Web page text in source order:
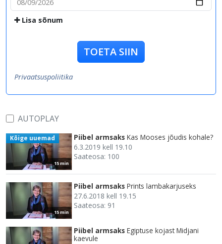
Lisa sõnum
TOETA SIIN
Privaatsuspoliitika
AUTOPLAY
15 min
Kõige uuemad Piibel armsaks Kas Mooses jõudis kohale?
6.3.2019 kell 19.10
Saateosa: 100
15 min
Piibel armsaks Prints lambakarjuseks
27.6.2018 kell 19.15
Saateosa: 91
Piibel armsaks Egiptuse kojast Midjani
kaevule